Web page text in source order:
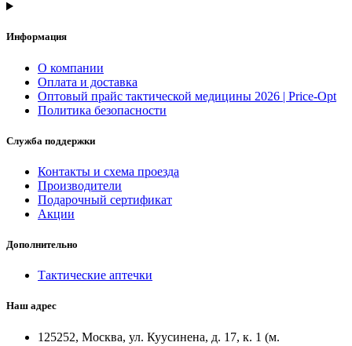
Информация
О компании
Оплата и доставка
Оптовый прайс тактической медицины 2026 | Price-Opt
Политика безопасности
Служба поддержки
Контакты и схема проезда
Производители
Подарочный сертификат
Акции
Дополнительно
Тактические аптечки
Наш адрес
125252, Москва, ул. Куусинена, д. 17, к. 1 (м.